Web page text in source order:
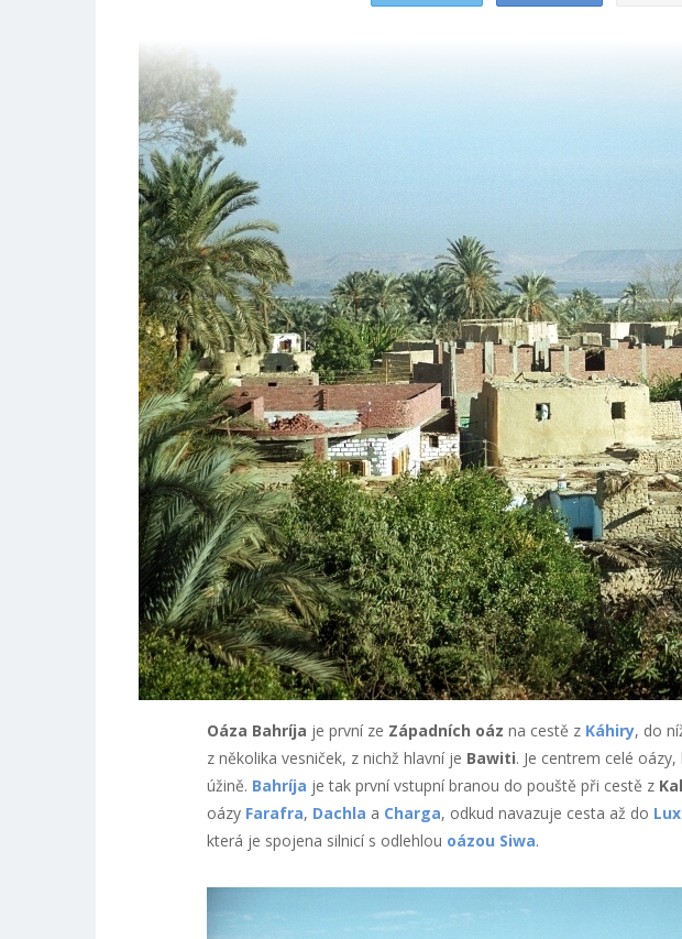
Oáza Bahríja je první ze Západních oáz na cestě z Káhiry, do
z několika vesniček, z nichž hlavní je Bawiti. Je centrem celé
úžině. Bahríja je tak první vstupní branou do pouště při cestě z
oázy Farafra, Dachla a Charga, odkud navazuje cesta až do
která je spojena silnicí s odlehlou oázou Siwa.